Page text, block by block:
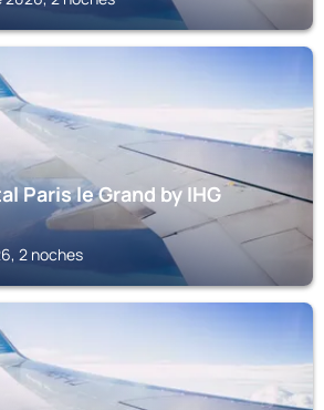
Paris le Grand by IHG
2 noches